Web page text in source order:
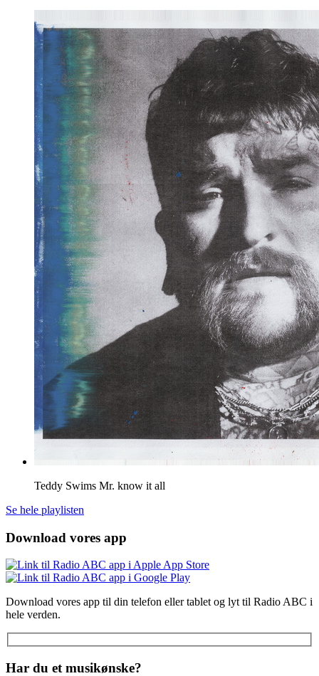
Teddy Swims Mr. know it all
Se hele playlisten
Download vores app
Download vores app til din telefon eller tablet og lyt til Radio ABC i
hele verden.
Har du et musikønske?